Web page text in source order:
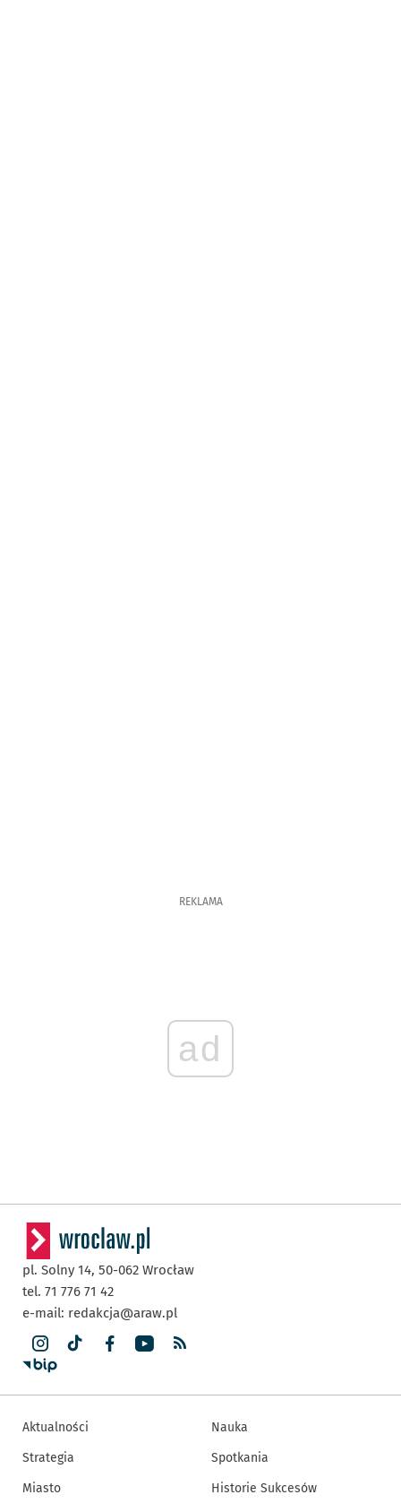
REKLAMA
ad
pl. Solny 14, 50-062 Wrocław
tel. 71 776 71 42
e-mail: redakcja@araw.pl
Aktualności
Strategia
Miasto
Nauka
Spotkania
Historie Sukcesów